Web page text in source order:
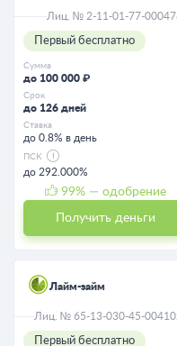
Лиц. № 2-11-01-77-
Первый бесплатно
Сумма
до 100 000 ₽
Срок
до 126 дней
Ставка
до 0.8% в день
ПСК
до 292.000%
99% — одобрение
Получить деньги
Лайм-займ
Лиц. № 65-13-030-45-
Первый бесплатно